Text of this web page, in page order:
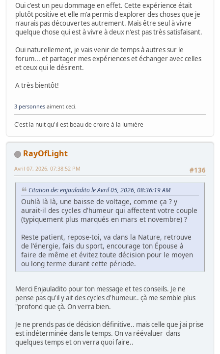
Oui c'est un peu dommage en effet. Cette expérience était
plutôt positive et elle m'a permis d'explorer des choses que je
n'aurais pas découvertes autrement. Mais être seul à vivre
quelque chose qui est à vivre à deux n'est pas très satisfaisant.
Oui naturellement, je vais venir de temps à autres sur le
forum... et partager mes expériences et échanger avec celles
et ceux qui le désirent.
A très bientôt!
3 personnes aiment ceci.
C'est la nuit qu'il est beau de croire à la lumière
RayOfLight
#136
Avril 07, 2026, 07:38:52 PM
Citation de: enjauladito le Avril 05, 2026, 08:36:19 AM
Ouhlà là là, une baisse de voltage, comme ça ? y
aurait-il des cycles d'humeur qui affectent votre couple
(typiquement plus marqués en mars et novembre) ?
Reste patient, repose-toi, va dans la Nature, retrouve
de l'énergie, fais du sport, encourage ton Épouse à
faire de même et évitez toute décision pour le moyen
ou long terme durant cette période.
Merci Enjauladito pour ton message et tes conseils. Je ne
pense pas qu'il y ait des cycles d'humeur.. çà me semble plus
"profond que çà. On verra bien.
Je ne prends pas de décision définitive.. mais celle que j'ai prise
est indéterminée dans le temps. On va réévaluer dans
quelques temps et on verra quoi faire..